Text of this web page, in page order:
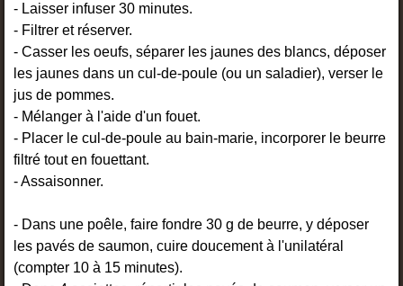
- Laisser infuser 30 minutes.
- Filtrer et réserver.
- Casser les oeufs, séparer les jaunes des blancs, déposer
les jaunes dans un cul-de-poule (ou un saladier), verser le
jus de pommes.
- Mélanger à l'aide d'un fouet.
- Placer le cul-de-poule au bain-marie, incorporer le beurre
filtré tout en fouettant.
- Assaisonner.
- Dans une poêle, faire fondre 30 g de beurre, y déposer
les pavés de saumon, cuire doucement à l'unilatéral
(compter 10 à 15 minutes).